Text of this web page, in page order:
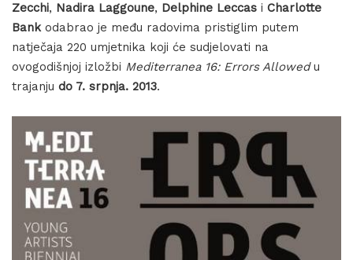
Zecchi, Nadira Laggoune, Delphine Leccas i Charlotte
Bankodabrao je među radovima pristiglim putem
natječaja 220 umjetnika koji će sudjelovati na
ovogodišnjoj izložbi Mediterranea 16: Errors Allowedu
trajanju do 7. srpnja. 2013.